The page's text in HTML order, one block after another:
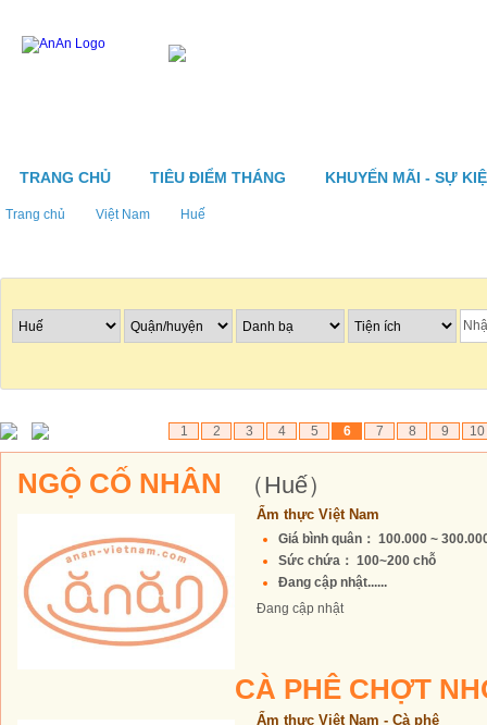
TRANG CHỦ TIÊU ĐIỂM THÁNG KHUYẾN MÃI - SỰ
Trang chủ Việt Nam Huế
1 2 3 4 5 6 7 8 9 10
NGỘ CỐ NHÂN （Huế）
Ẩm thực Việt Nam
Giá bình quân： 100.000 ~
Sức chứa： 100~200 chỗ
Đang cập nhật......
Đang cập nhật
CÀ PHÊ CHỢT
Ẩm thực Việt Nam - Cà phê